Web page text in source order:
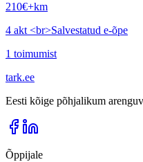
210€+km
4 akt <br>Salvestatud e-õpe
1 toimumist
tark.ee
Eesti kõige põhjalikum
Õppijale